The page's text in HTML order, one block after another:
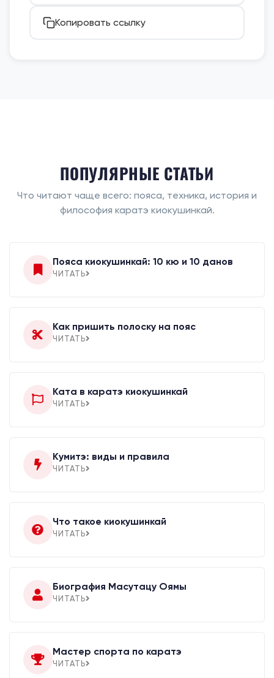
Копировать ссылку
ПОПУЛЯРНЫЕ СТАТЬИ
Что читают чаще всего: пояса, техника, история и
философия каратэ киокушинкай.
Пояса киокушинкай: 10 кю и 10 данов
ЧИТАТЬ
Как пришить полоску на пояс
ЧИТАТЬ
Ката в каратэ киокушинкай
ЧИТАТЬ
Кумитэ: виды и правила
ЧИТАТЬ
Что такое киокушинкай
ЧИТАТЬ
Биография Масутацу Оямы
ЧИТАТЬ
Мастер спорта по каратэ
ЧИТАТЬ